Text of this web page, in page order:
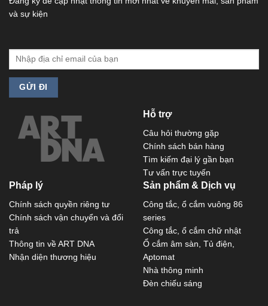
và sự kiện
Hỗ trợ
Câu hỏi thường gặp
Chính sách bán hàng
Tìm kiếm đại lý gần bạn
Tư vấn trực tuyến
Pháp lý
Chính sách quyền riêng tư
Chính sách vận chuyển và đổi
trả
Thông tin về ART DNA
Nhận diện thương hiệu
Sản phẩm & Dịch vụ
Công tắc, ổ cắm vuông 86
series
Công tắc, ổ cắm chữ nhật
Ổ cắm âm sàn, Tủ điện,
Aptomat
Nhà thông minh
Đèn chiếu sáng